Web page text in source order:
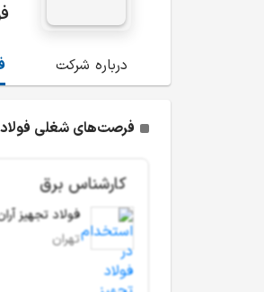
درباره شرکت
فرصت‌های شغلی فولاد
کارشناس برق
فولاد تجهیز
تهران